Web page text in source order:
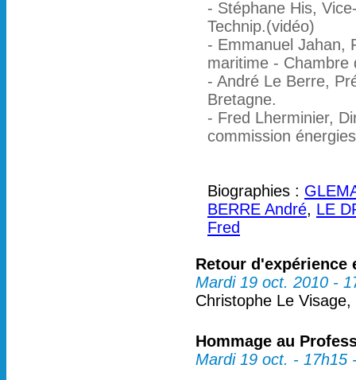
- Stéphane His,
Technip.(vidéo)
- Emmanuel Jahan,
maritime - Chambre
- André Le Berre,
Bretagne.
- Fred Lherminier,
commission
Biographies :
BERRE André, LE
Fred
Retour d'expérience
Mardi 19 oct. 2010 -
Christophe Le
Hommage au
Mardi 19 oct. - 17h15